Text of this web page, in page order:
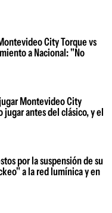
City Torque vs
a Nacional: "No
Montevideo City
jugar antes del clásico, y el
por la suspensión de su
a la red lumínica y en